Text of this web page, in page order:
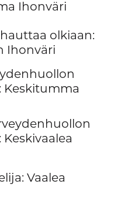
Ihonväri
olkiaan:
Ihonväri
Keskitumma
Vaalea